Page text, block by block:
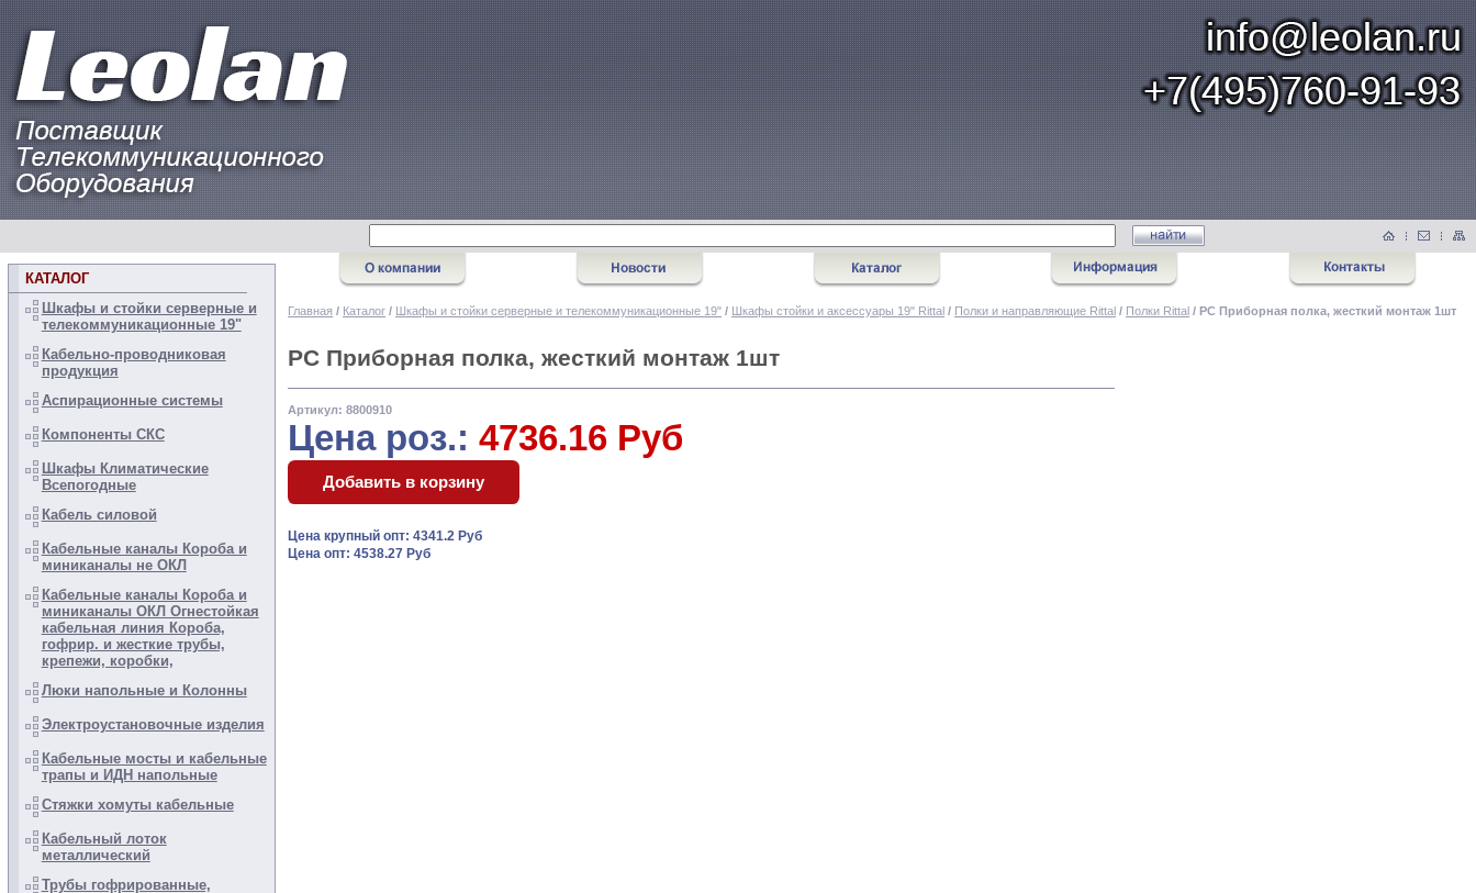
КАТАЛОГ
Шкафы и стойки серверные и
телекоммуникационные 19"
Кабельно-проводниковая
продукция
Аспирационные системы
Компоненты СКС
Шкафы Климатические
Всепогодные
Кабель силовой
Кабельные каналы Короба и
миниканалы не ОКЛ
Кабельные каналы Короба и
миниканалы ОКЛ Огнестойкая
кабельная линия Короба,
гофрир. и жесткие трубы,
крепежи, коробки,
Люки напольные и Колонны
Электроустановочные изделия
Кабельные мосты и кабельные
трапы и ИДН напольные
Стяжки хомуты кабельные
Кабельный лоток
металлический
Трубы гофрированные,
Главная / Каталог / Шкафы и стойки серверные и телекоммуникационные 19" / Шкафы стойки и аксессуары 19" Rittal / Полки и направляющие Rittal / Полки Rittal / PC Приборная полка, жесткий монтаж 1шт
PC Приборная полка, жесткий монтаж 1шт
Артикул: 8800910
Цена роз.:4736.16 Руб
Цена крупный опт: 4341.2 Руб
Цена опт: 4538.27 Руб